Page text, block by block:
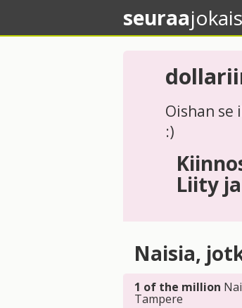
seuraa
Oishan se
:)
Liity
Naisia,
1 of the million
Tampere